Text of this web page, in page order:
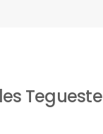
Tegueste